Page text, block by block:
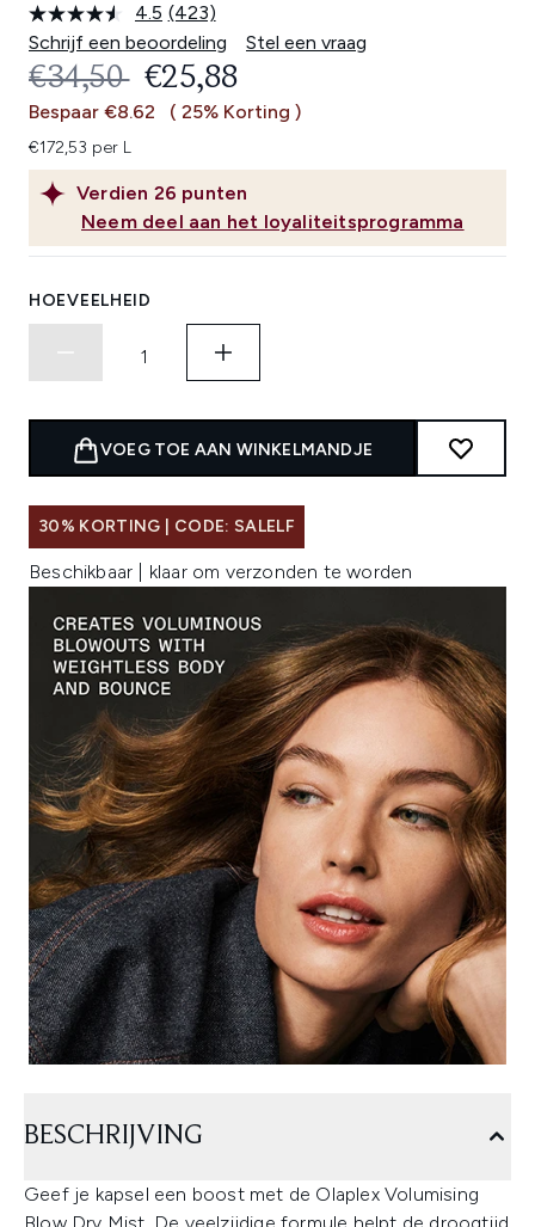
4.5 Lees
423
beoordelingen.
Dezelfde
paginalink.
(423)
Schrijf een beoordeling
Stel een vraag
Verdien 26 punten
Neem deel aan het loyaliteitsprogramma
RECOMMENDED RETAIL PRICE:
€34,50 HUIDIGE PRIJS:
€25,88
Bespaar €8.62 ( 25% Korting )
€172,53 per L
HOEVEELHEID
VOEG TOE AAN WINKELMANDJE
30% KORTING | CODE: SALELF
Beschikbaar | klaar om verzonden te worden
BESCHRIJVING
Geef je kapsel een boost met de Olaplex Volumising